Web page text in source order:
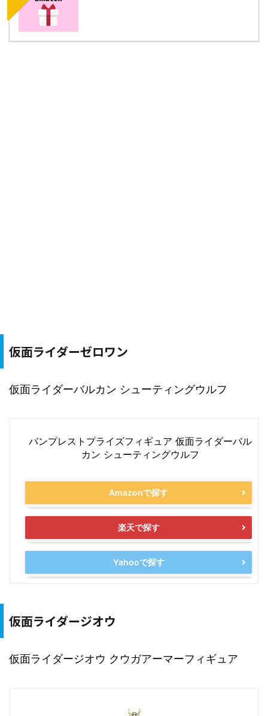
仮面ライダーゼロワン
仮面ライダーバルカン シューティングウルフ
バンプレストプライズフィギュア 仮面ライダーバル
カン シューティングウルフ
Amazonで探す
楽天で探す
Yahooで探す
仮面ライダージオウ
仮面ライダージオウ クウガアーマーフィギュア